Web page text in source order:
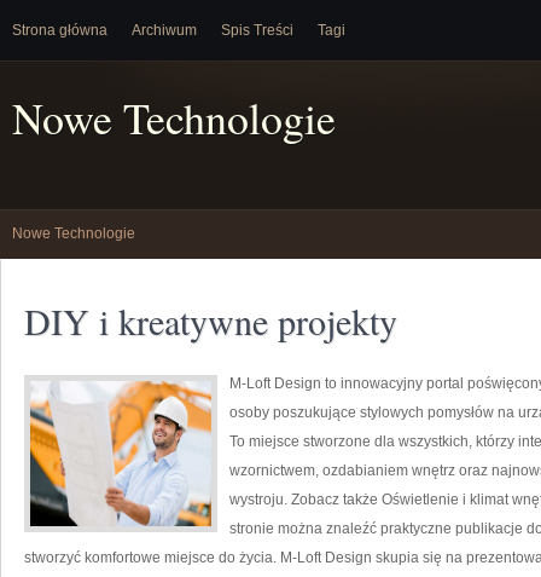
Strona główna Archiwum Spis Treści Tagi
Nowe Technologie
Nowe Technologie
DIY i kreatywne projekty
M-Loft Design to innowacyjny portal
osoby poszukujące stylowych pomysłów na
To miejsce stworzone dla wszystkich, którzy
wzornictwem, ozdabianiem wnętrz oraz
wystroju. Zobacz także Oświetlenie i klimat
stronie można znaleźć praktyczne publikacje
stworzyć komfortowe miejsce do życia. M-Loft Design skupia się na